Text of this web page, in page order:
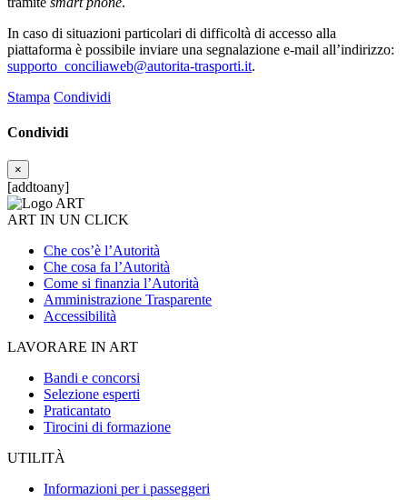
In caso di situazioni particolari di difficoltà di accesso alla
piattaforma è possibile inviare una segnalazione e-mail all’indirizzo:
supporto_conciliaweb@autorita-trasporti.it.
Stampa Condividi
Condividi
×
[addtoany]
ART IN UN CLICK
Che cos’è l’Autorità
Che cosa fa l’Autorità
Come si finanzia l’Autorità
Amministrazione Trasparente
Accessibilità
LAVORARE IN ART
Bandi e concorsi
Selezione esperti
Praticantato
Tirocini di formazione
UTILITÀ
Informazioni per i passeggeri